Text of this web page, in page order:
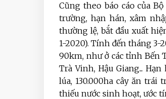
Cũng theo báo cáo của
trường, hạn hán, xâm
thường lệ, bắt đầu xuất
1-2020). Tính đến tháng
90km, như ở các tỉnh Bến
Trà Vinh, Hậu Giang...
lúa, 130.000ha cây ăn
thiếu nước sinh hoạt, ước